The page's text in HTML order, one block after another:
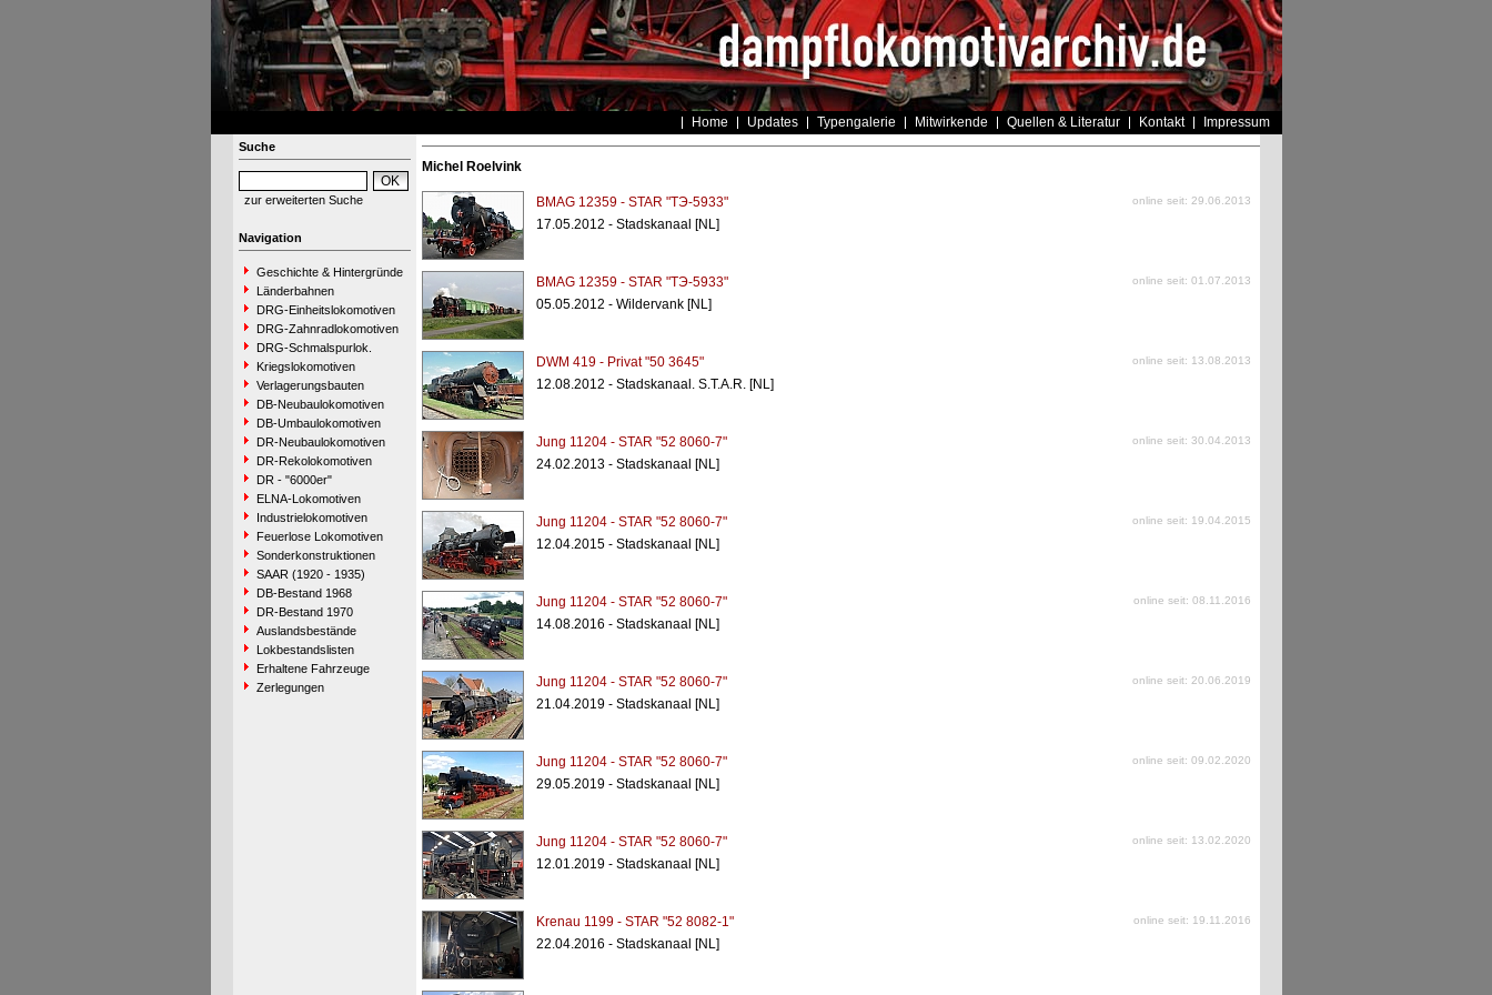
Home Updates Typengalerie Mitwirkende Quellen & Literatur Kontakt Impressum
Suche
zur erweiterten Suche
Navigation
Geschichte & Hintergründe
Länderbahnen
DRG-Einheitslokomotiven
DRG-Zahnradlokomotiven
DRG-Schmalspurlok.
Kriegslokomotiven
Verlagerungsbauten
DB-Neubaulokomotiven
DB-Umbaulokomotiven
DR-Neubaulokomotiven
DR-Rekolokomotiven
DR - "6000er"
ELNA-Lokomotiven
Industrielokomotiven
Feuerlose Lokomotiven
Sonderkonstruktionen
SAAR (1920 - 1935)
DB-Bestand 1968
DR-Bestand 1970
Auslandsbestände
Lokbestandslisten
Erhaltene Fahrzeuge
Zerlegungen
Michel Roelvink
BMAG 12359 - STAR "TЭ-5933" online seit: 29.06.2013
17.05.2012 - Stadskanaal [NL]
BMAG 12359 - STAR "TЭ-5933" online seit: 01.07.2013
05.05.2012 - Wildervank [NL]
DWM 419 - Privat "50 3645" online seit: 13.08.2013
12.08.2012 - Stadskanaal. S.T.A.R. [NL]
Jung 11204 - STAR "52 8060-7" online seit: 30.04.2013
24.02.2013 - Stadskanaal [NL]
Jung 11204 - STAR "52 8060-7" online seit: 19.04.2015
12.04.2015 - Stadskanaal [NL]
Jung 11204 - STAR "52 8060-7" online seit: 08.11.2016
14.08.2016 - Stadskanaal [NL]
Jung 11204 - STAR "52 8060-7" online seit: 20.06.2019
21.04.2019 - Stadskanaal [NL]
Jung 11204 - STAR "52 8060-7" online seit: 09.02.2020
29.05.2019 - Stadskanaal [NL]
Jung 11204 - STAR "52 8060-7" online seit: 13.02.2020
12.01.2019 - Stadskanaal [NL]
Krenau 1199 - STAR "52 8082-1" online seit: 19.11.2016
22.04.2016 - Stadskanaal [NL]